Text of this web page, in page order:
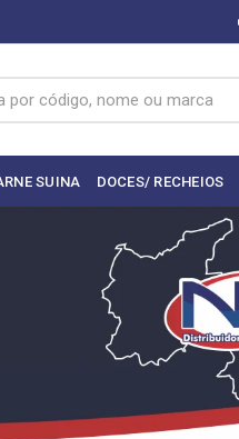
SUINA DOCES/ RECHEIOS